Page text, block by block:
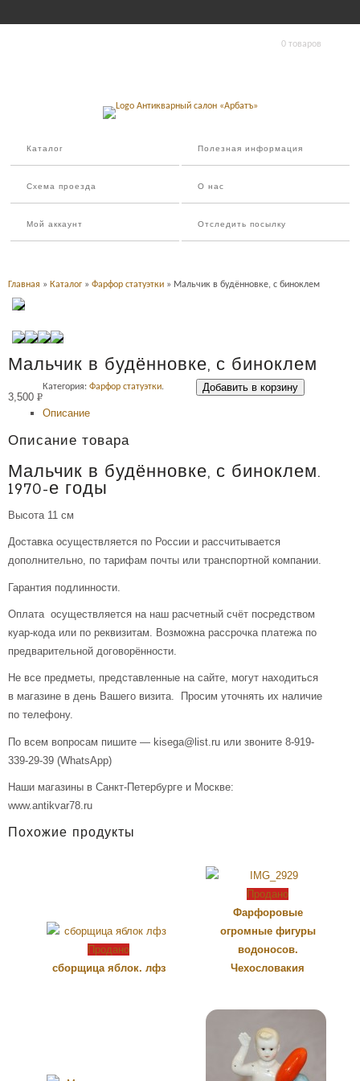
0 товаров
Каталог Полезная информация
Схема проезда О нас
Мой аккаунт Отследить посылку
Главная » Каталог » Фарфор статуэтки » Мальчик в будённовке, с биноклем
Мальчик в будённовке, с биноклем
3,500 Р
УБ.
Добавить в корзину
Категория: Фарфор статуэтки.
Описание
Описание товара
Мальчик в будённовке, с биноклем.
1970-е годы
Высота 11 см
Доставка осуществляется по России и рассчитывается
дополнительно, по тарифам почты или транспортной компании.
Гарантия подлинности.
Оплата осуществляется на наш расчетный счёт посредством
куар-кода или по реквизитам. Возможна рассрочка платежа по
предварительной договорённости.
Не все предметы, представленные на сайте, могут находиться
в магазине в день Вашего визита. Просим уточнять их наличие
по телефону.
По всем вопросам пишите — kisega@list.ru или звоните 8-919-
339-29-39 (WhatsApp)
Наши магазины в Санкт-Петербурге и Москве:
www.antikvar78.ru
Похожие продукты
Продано
сборщица яблок. лфз
Продано
Фарфоровые
огромные фигуры
водоносов.
Чехословакия